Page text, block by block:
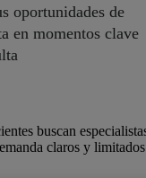
oportunidades de
en momentos clave
buscan
claros y limitados